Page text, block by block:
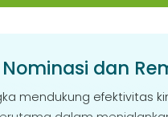
dan
mendukung efektivitas